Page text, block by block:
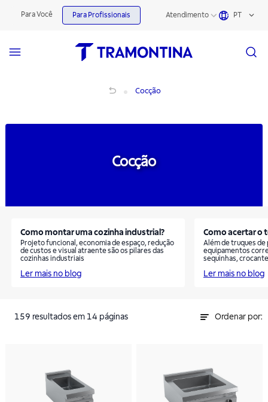
Para Você Para Profissionais Atendimento PT
Cocção
Cocção
Como montar uma cozinha industrial?
Projeto funcional, economia de espaço, redução
de custos e visual atraente são os pilares das
cozinhas industriais
Ler mais no blog
Como acertar o
Além de truques
equipamentos
sequinhas,
Ler mais no blog
159 resultados em 14 páginas Ordenar por:
Cocção | Tramontina